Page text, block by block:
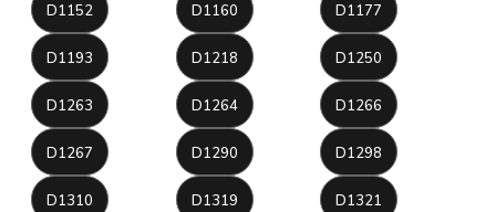
D1152 D1160 D1177
D1193 D1218 D1250
D1263 D1264 D1266
D1267 D1290 D1298
D1310 D1319 D1321